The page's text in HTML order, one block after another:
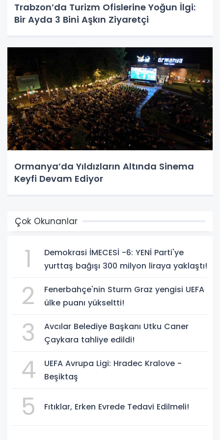
Trabzon’da Turizm Ofislerine Yoğun İlgi:
Bir Ayda 3 Bini Aşkın Ziyaretçi
Ormanya’da Yıldızların Altında Sinema
Keyfi Devam Ediyor
Çok Okunanlar
1
Demokrasi İMECESİ -6: YENİ Parti'ye
yurttaş bağışı 300 milyon liraya yaklaştı!
2
Fenerbahçe'nin Sturm Graz yengisi UEFA
ülke puanı yükseltti!
3
Avcılar Belediye Başkanı Utku Caner
Çaykara tahliye edildi!
4
UEFA Avrupa Ligi: Hradec Kralove -
Beşiktaş
5 Fıtıklar, Erken Evrede Tedavi Edilmeli!